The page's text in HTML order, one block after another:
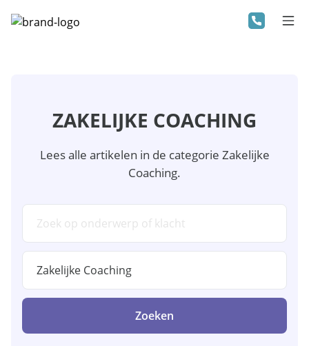
ZAKELIJKE COACHING
Lees alle artikelen in de categorie Zakelijke
Coaching.
Zoeken in kennisbank
Categorie
Zoeken